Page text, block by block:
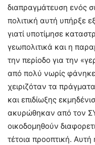
διαπραγμάτευση ενός
πολιτική αυτή υπήρξε
γιατί υποτίμησε
γεωπολιτικά και η
την περίοδο για την
από πολύ νωρίς
χειριζόταν τα
και επιδίωξης
ακυρώθηκαν από τον
οικοδομηθούν
τέτοια προοπτική.